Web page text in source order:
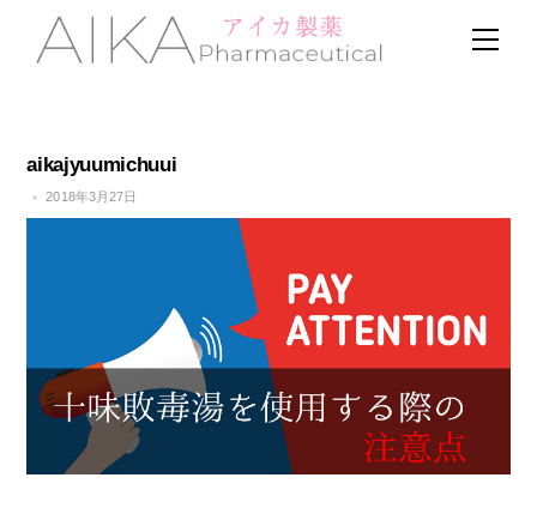
content
aikajyuumichuui
2018年3月27日